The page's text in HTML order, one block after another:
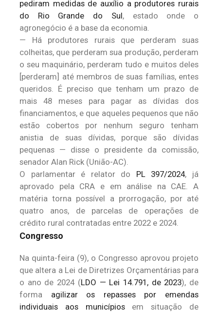
pediram medidas de auxílio a produtores rurais
do Rio Grande do Sul, estado onde o
agronegócio é a base da economia.
— Há produtores rurais que perderam suas
colheitas, que perderam sua produção, perderam
o seu maquinário, perderam tudo e muitos deles
[perderam] até membros de suas famílias, entes
queridos. É preciso que tenham um prazo de
mais 48 meses para pagar as dívidas dos
financiamentos, e que aqueles pequenos que não
estão cobertos por nenhum seguro tenham
anistia de suas dívidas, porque são dívidas
pequenas — disse o presidente da comissão,
senador Alan Rick (União-AC).
O parlamentar é relator do PL 397/2024, já
aprovado pela CRA e em análise na CAE. A
matéria torna possível a prorrogação, por até
quatro anos, de parcelas de operações de
crédito rural contratadas entre 2022 e 2024.
Congresso
Na quinta-feira (9), o Congresso aprovou projeto
que altera a Lei de Diretrizes Orçamentárias para
o ano de 2024 (LDO — Lei 14.791, de 2023), de
forma agilizar os repasses por emendas
individuais aos municípiosem situação de